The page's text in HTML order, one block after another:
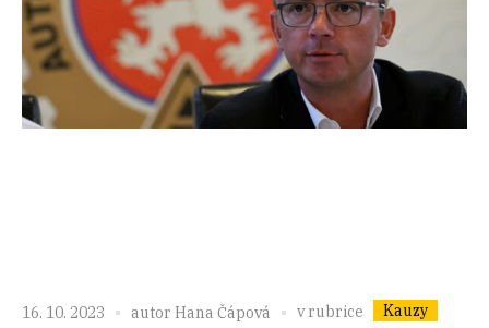
16. 10. 2023 autor Hana Čápová v rubrice Kauzy